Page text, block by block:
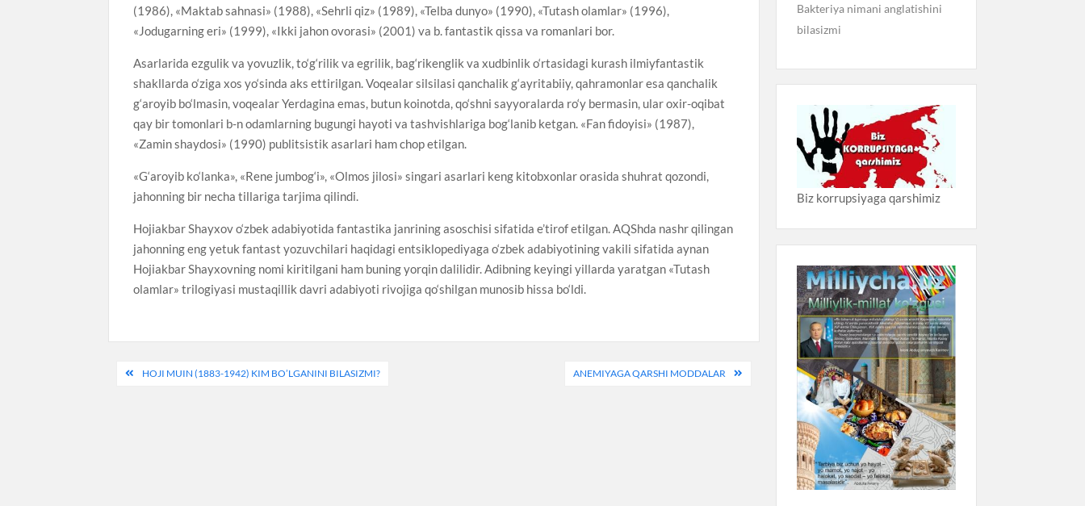
(1986), «Maktab sahnasi» (1988), «Sehrli qiz» (1989), «Telba dunyo» (1990), «Tutash olamlar» (1996),
«Jodugarning eri» (1999), «Ikki jahon ovorasi» (2001) va b. fantastik qissa va romanlari bor.
Asarlarida ezgulik va yovuzlik, to‘g‘rilik va egrilik, bag‘rikenglik va xudbinlik o‘rtasidagi kurash ilmiyfantastik
shakllarda o‘ziga xos yo‘sinda aks ettirilgan. Voqealar silsilasi qanchalik g‘ayritabiiy, qahramonlar esa qanchalik
g‘aroyib bo‘lmasin, voqealar Yerdagina emas, butun koinotda, qo‘shni sayyoralarda ro‘y bermasin, ular oxir-oqibat
qay bir tomonlari b-n odamlarning bugungi hayoti va tashvishlariga bog‘lanib ketgan. «Fan fidoyisi» (1987),
«Zamin shaydosi» (1990) publitsistik asarlari ham chop etilgan.
«G‘aroyib ko‘lanka», «Rene jumbog‘i», «Olmos jilosi» singari asarlari keng kitobxonlar orasida shuhrat qozondi,
jahonning bir necha tillariga tarjima qilindi.
Hojiakbar Shayxov o‘zbek adabiyotida fantastika janrining asoschisi sifatida e’tirof etilgan. AQShda nashr qilingan
jahonning eng yetuk fantast yozuvchilari haqidagi entsiklopediyaga o‘zbek adabiyotining vakili sifatida aynan
Hojiakbar Shayxovning nomi kiritilgani ham buning yorqin dalilidir. Adibning keyingi yillarda yaratgan «Tutash
olamlar» trilogiyasi mustaqillik davri adabiyoti rivojiga qo‘shilgan munosib hissa bo‘ldi.
PostHOJI MUIN (1883-1942) KIM BO’LGANINI BILASIZMI? ANEMIYAGA QARSHI MODDALAR
Bakteriya nimani anglatishini
bilasizmi
Biz korrupsiyaga qarshimiz